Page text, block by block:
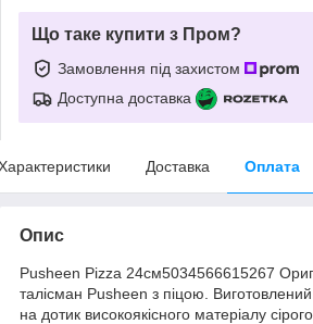
Що таке купити з Пром?
Замовлення під захистом
Доступна доставка
Доставка Оплата
Опис
Pusheen Pizza 24см5034566615267
талісман Pusheen з піцою.
на дотик високоякісного матеріалу